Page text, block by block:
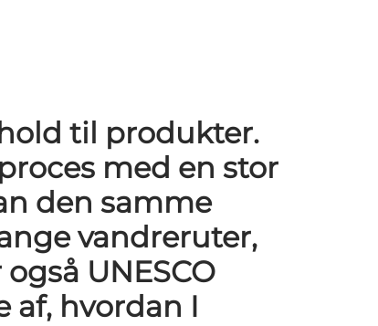
til produkter.
med en stor
den samme
vandreruter,
UNESCO
af, hvordan I